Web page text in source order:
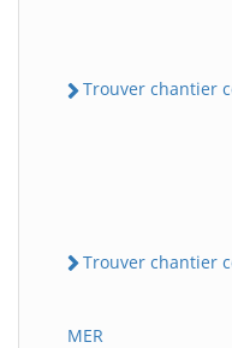
Trouver chantier
Trouver chantier
MER